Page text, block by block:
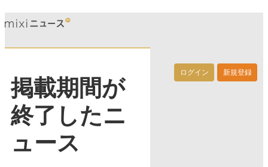
ログイン 新規登録
掲載期間が
終了したニ
ュース